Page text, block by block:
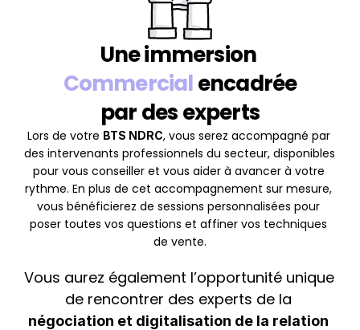
Commercial encadrée
par des experts
Lors de votre BTS NDRC, vous serez accompagné par
des intervenants professionnels du secteur, disponibles
pour vous conseiller et vous aider à avancer à votre
rythme. En plus de cet accompagnement sur mesure,
vous bénéficierez de sessions personnalisées pour
poser toutes vos questions et affiner vos techniques
de vente.
Vous aurez également l’opportunité unique
négociation et digitalisation de la relation